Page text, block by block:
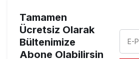
Tamamen
Ücretsiz Olarak
Bültenimize
Abone Olabilirsin